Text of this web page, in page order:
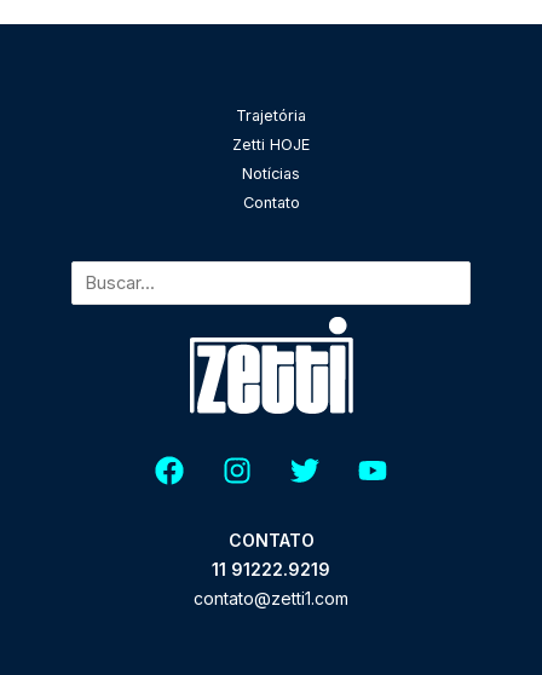
Trajetória
Zetti HOJE
Notícias
Contato
Pesquisar
CONTATO
11 91222.9219
contato@zetti1.com